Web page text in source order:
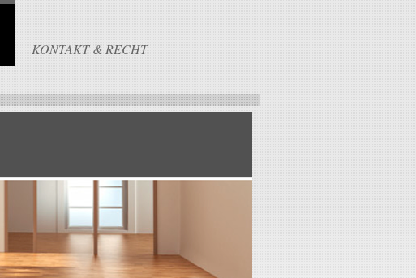
KONTAKT & RECHT